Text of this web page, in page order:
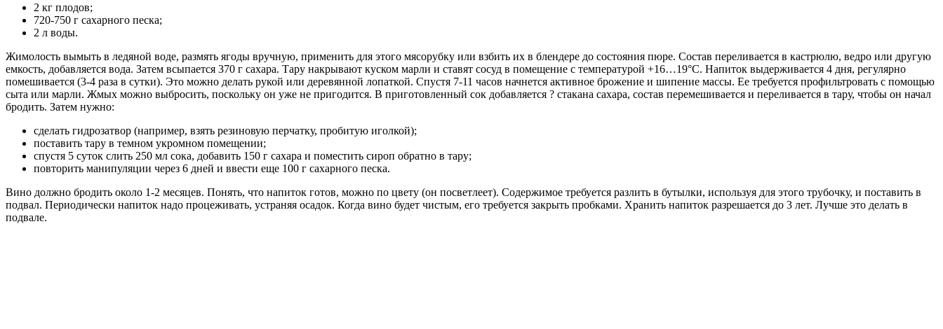
2 кг плодов;
720-750 г сахарного песка;
2 л воды.
Жимолость вымыть в ледяной воде, размять ягоды вручную, применить для этого мясорубку или взбить их в блендере до состояния пюре. Состав переливается в кастрюлю, ведро или другую
емкость, добавляется вода. Затем всыпается 370 г сахара. Тару накрывают куском марли и ставят сосуд в помещение с температурой +16…19°С. Напиток выдерживается 4 дня, регулярно
помешивается (3-4 раза в сутки). Это можно делать рукой или деревянной лопаткой. Спустя 7-11 часов начнется активное брожение и шипение массы. Ее требуется профильтровать с помощью
сыта или марли. Жмых можно выбросить, поскольку он уже не пригодится. В приготовленный сок добавляется ? стакана сахара, состав перемешивается и переливается в тару, чтобы он начал
бродить. Затем нужно:
сделать гидрозатвор (например, взять резиновую перчатку, пробитую иголкой);
поставить тару в темном укромном помещении;
спустя 5 суток слить 250 мл сока, добавить 150 г сахара и поместить сироп обратно в тару;
повторить манипуляции через 6 дней и ввести еще 100 г сахарного песка.
Вино должно бродить около 1-2 месяцев. Понять, что напиток готов, можно по цвету (он посветлеет). Содержимое требуется разлить в бутылки, используя для этого трубочку, и поставить в
подвал. Периодически напиток надо процеживать, устраняя осадок. Когда вино будет чистым, его требуется закрыть пробками. Хранить напиток разрешается до 3 лет. Лучше это делать в
подвале.